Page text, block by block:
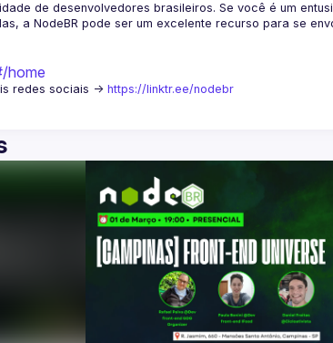
de desenvolvedores brasileiros. Se você é um
a NodeBR pode ser um excelente recurso para se
home
redes sociais -> https://linktr.ee/nodebr